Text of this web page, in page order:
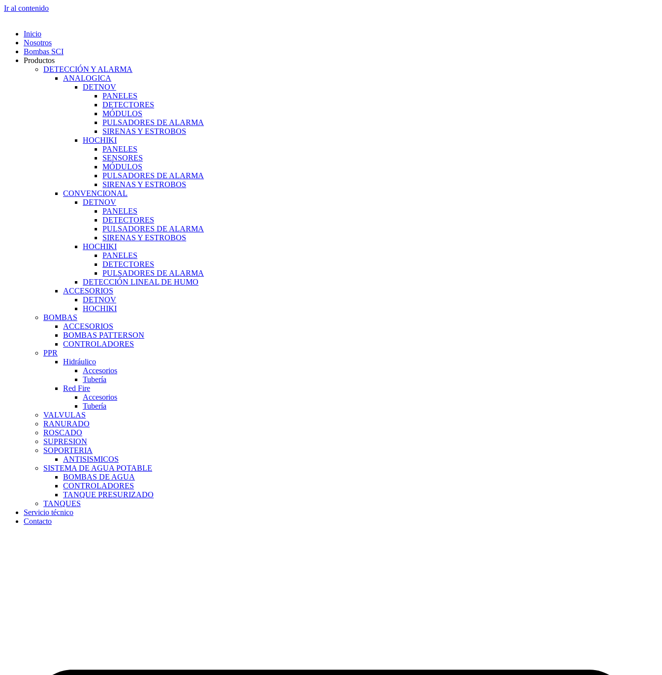
Ir al contenido
Inicio
Nosotros
Bombas SCI
Productos
DETECCIÓN Y ALARMA
ANALOGICA
DETNOV
PANELES
DETECTORES
MÓDULOS
PULSADORES DE ALARMA
SIRENAS Y ESTROBOS
HOCHIKI
PANELES
SENSORES
MÓDULOS
PULSADORES DE ALARMA
SIRENAS Y ESTROBOS
CONVENCIONAL
DETNOV
PANELES
DETECTORES
PULSADORES DE ALARMA
SIRENAS Y ESTROBOS
HOCHIKI
PANELES
DETECTORES
PULSADORES DE ALARMA
DETECCIÓN LINEAL DE HUMO
ACCESORIOS
DETNOV
HOCHIKI
BOMBAS
ACCESORIOS
BOMBAS PATTERSON
CONTROLADORES
PPR
Hidráulico
Accesorios
Tubería
Red Fire
Accesorios
Tubería
VALVULAS
RANURADO
ROSCADO
SUPRESION
SOPORTERIA
ANTISISMICOS
SISTEMA DE AGUA POTABLE
BOMBAS DE AGUA
CONTROLADORES
TANQUE PRESURIZADO
TANQUES
Servicio técnico
Contacto